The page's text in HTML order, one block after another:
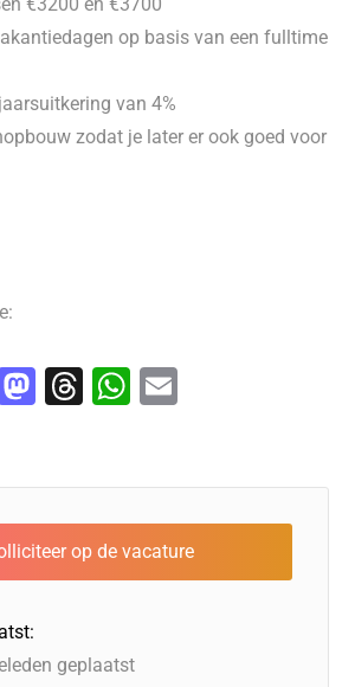
op basis van een fulltime
van 4%
zodat je later er ook goed voor
M
o
d
o
T
a
d
s
W
s
A
p
l
geplaatst